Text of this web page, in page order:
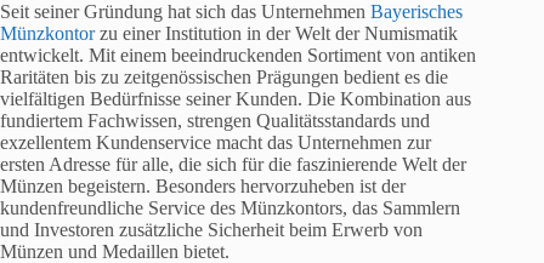
Seit seiner Gründung hat sich das Unternehmen Bayerisches
Münzkontorzu einer Institution in der Welt der Numismatik
entwickelt. Mit einem beeindruckenden Sortiment von antiken
Raritäten bis zu zeitgenössischen Prägungen bedient es die
vielfältigen Bedürfnisse seiner Kunden. Die Kombination aus
fundiertem Fachwissen, strengen Qualitätsstandards und
exzellentem Kundenservice macht das Unternehmen zur
ersten Adresse für alle, die sich für die faszinierende Welt der
Münzen begeistern. Besonders hervorzuheben ist der
kundenfreundliche Service des Münzkontors, das Sammlern
und Investoren zusätzliche Sicherheit beim Erwerb von
Münzen und Medaillen bietet.